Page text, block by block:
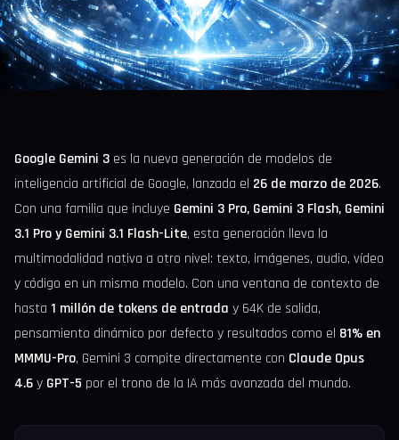
Google Gemini 3 es la nueva generación de modelos de
inteligencia artificial de Google, lanzada el 26 de marzo de 2026.
Con una familia que incluye Gemini 3 Pro, Gemini 3 Flash, Gemini
3.1 Pro y Gemini 3.1 Flash-Lite, esta generación lleva la
multimodalidad nativa a otro nivel: texto, imágenes, audio, vídeo
y código en un mismo modelo. Con una ventana de contexto de
hasta 1 millón de tokens de entrada y 64K de salida,
pensamiento dinámico por defecto y resultados como el 81% en
MMMU-Pro, Gemini 3 compite directamente con Claude Opus
4.6y GPT-5 por el trono de la IA más avanzada del mundo.